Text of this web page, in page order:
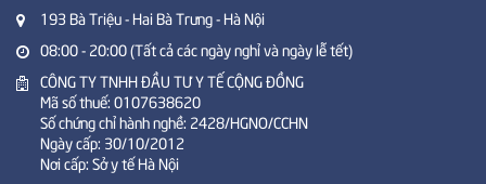
193 Bà Triệu - Hai Bà Trưng - Hà Nội
08:00 - 20:00 (Tất cả các ngày nghỉ và ngày lễ tết)
CÔNG TY TNHH ĐẦU TƯ Y TẾ CỘNG ĐỒNG
Mã số thuế: 0107638620
Số chứng chỉ hành nghề: 2428/HGNO/CCHN
Ngày cấp: 30/10/2012
Nơi cấp: Sở y tế Hà Nội